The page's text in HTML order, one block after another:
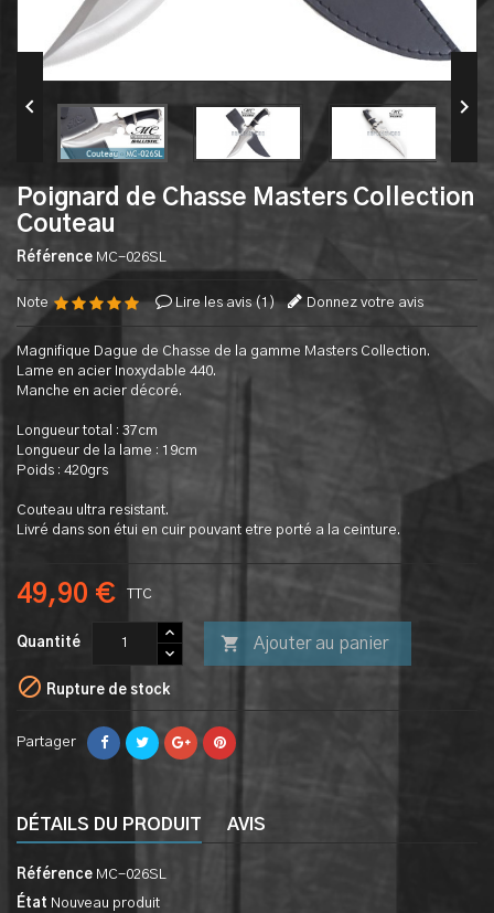
 
Poignard de Chasse Masters Collection
Couteau
Référence MC-026SL
Note Lire les avis (1) Donnez votre avis
Magnifique Dague de Chasse de la gamme Masters Collection.
Lame en acier Inoxydable 440.
Manche en acier décoré.
Longueur total : 37cm
Longueur de la lame : 19cm
Poids : 420grs
Couteau ultra resistant.
Livré dans son étui en cuir pouvant etre porté a la ceinture.
49,90 € TTC
Quantité  Ajouter au panier
 Rupture de stock
Partager
DÉTAILS DU PRODUIT AVIS
Référence MC-026SL
État Nouveau produit